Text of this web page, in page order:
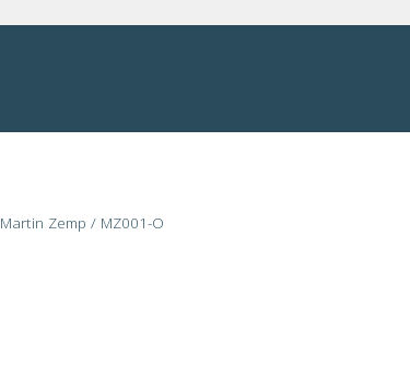
Martin Zemp / MZ001-O